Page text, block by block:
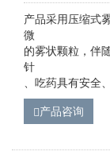
产品采用压缩式
微
的雾状颗粒，伴
针
、吃药具有安全
产品咨询